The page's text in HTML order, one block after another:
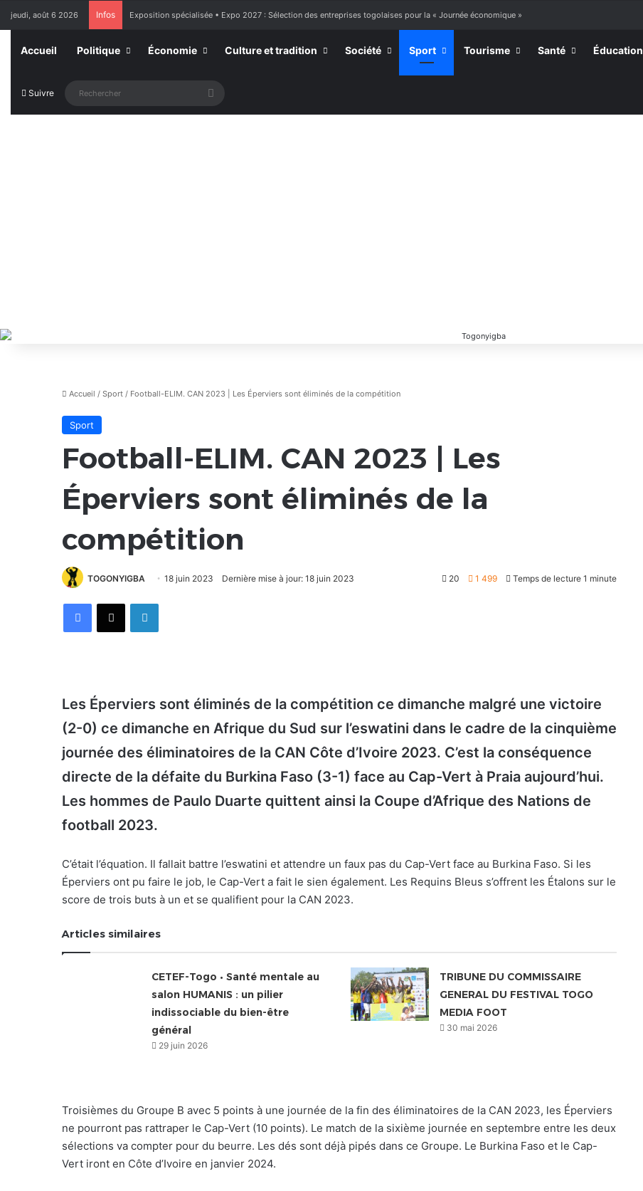
jeudi, août 6 2026 Infos Exposition spécialisée • Expo 2027 : Sélection des entreprises togolaises pour la « Journée économique »
Accueil Politique Économie Culture et tradition Société Sport Tourisme Santé Éducation
Suivre Rechercher
Accueil / Sport / Football-ELIM. CAN 2023 | Les Éperviers sont éliminés de la compétition
Sport
Football-ELIM. CAN 2023 | Les
Éperviers sont éliminés de la
compétition
TOGONYIGBA 18 juin 2023 Dernière mise à jour: 18 juin 2023 20 1 499 Temps de lecture 1 minute
FacebookX Linkedin
Les Éperviers sont éliminés de la compétition ce dimanche malgré une victoire
(2-0) ce dimanche en Afrique du Sud sur l’eswatini dans le cadre de la cinquième
journée des éliminatoires de la CAN Côte d’Ivoire 2023. C’est la conséquence
directe de la défaite du Burkina Faso (3-1) face au Cap-Vert à Praia aujourd’hui.
Les hommes de Paulo Duarte quittent ainsi la Coupe d’Afrique des Nations de
football 2023.
C’était l’équation. Il fallait battre l’eswatini et attendre un faux pas du Cap-Vert face au Burkina Faso. Si les
Éperviers ont pu faire le job, le Cap-Vert a fait le sien également. Les Requins Bleus s’offrent les Étalons sur le
score de trois buts à un et se qualifient pour la CAN 2023.
Articles similaires
CETEF-Togo • Santé mentale au
salon HUMANIS : un pilier
indissociable du bien-être
général
29 juin 2026
TRIBUNE DU COMMISSAIRE
GENERAL DU FESTIVAL TOGO
MEDIA FOOT
30 mai 2026
Troisièmes du Groupe B avec 5 points à une journée de la fin des éliminatoires de la CAN 2023, les Éperviers
ne pourront pas rattraper le Cap-Vert (10 points). Le match de la sixième journée en septembre entre les deux
sélections va compter pour du beurre. Les dés sont déjà pipés dans ce Groupe. Le Burkina Faso et le Cap-
Vert iront en Côte d’Ivoire en janvier 2024.